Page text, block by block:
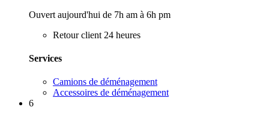
Ouvert aujourd'hui de 7h am à 6h pm
Retour client 24 heures
Services
Camions de déménagement
Accessoires de déménagement
6